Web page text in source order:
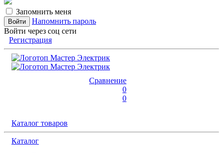
Запомнить меня
Напомнить пароль
Войти через соц сети
Регистрация
Сравнение
0
0
Каталог товаров
Каталог